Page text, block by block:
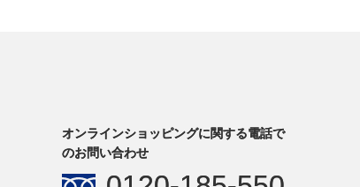
オンラインショッピングに関する電話で
のお問い合わせ